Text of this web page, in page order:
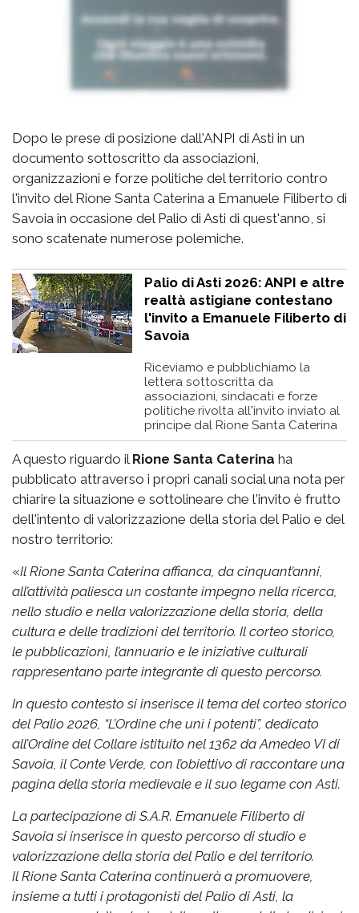
Dopo le prese di posizione dall'ANPI di Asti in un
documento sottoscritto da associazioni,
organizzazioni e forze politiche del territorio contro
l'invito del Rione Santa Caterina a Emanuele Filiberto di
Savoia in occasione del Palio di Asti di quest'anno, si
sono scatenate numerose polemiche.
Palio di Asti 2026: ANPI e altre
realtà astigiane contestano
l'invito a Emanuele Filiberto di
Savoia
Riceviamo e pubblichiamo la
lettera sottoscritta da
associazioni, sindacati e forze
politiche rivolta all'invito inviato al
principe dal Rione Santa Caterina
A questo riguardo il Rione Santa Caterina ha
pubblicato attraverso i propri canali social una nota per
chiarire la situazione e sottolineare che l'invito è frutto
dell'intento di valorizzazione della storia del Palio e del
nostro territorio:
«Il Rione Santa Caterina affianca, da cinquant’anni,
all’attività paliesca un costante impegno nella ricerca,
nello studio e nella valorizzazione della storia, della
cultura e delle tradizioni del territorio. Il corteo storico,
le pubblicazioni, l’annuario e le iniziative culturali
rappresentano parte integrante di questo percorso.
In questo contesto si inserisce il tema del corteo storico
del Palio 2026, “L’Ordine che unì i potenti”, dedicato
all’Ordine del Collare istituito nel 1362 da Amedeo VI di
Savoia, il Conte Verde, con l’obiettivo di raccontare una
pagina della storia medievale e il suo legame con Asti.
La partecipazione di S.A.R. Emanuele Filiberto di
Savoia si inserisce in questo percorso di studio e
valorizzazione della storia del Palio e del territorio.
Il Rione Santa Caterina continuerà a promuovere,
insieme a tutti i protagonisti del Palio di Asti, la